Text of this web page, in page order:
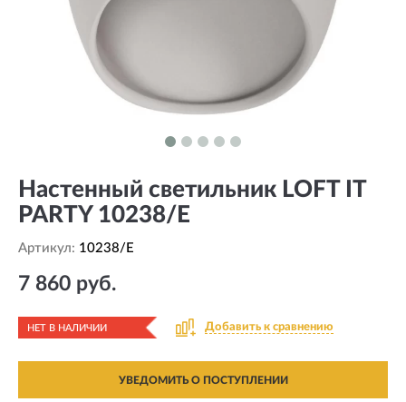
Настенный светильник LOFT IT
PARTY 10238/E
Артикул: 10238/E
7 860 руб.
НЕТ В НАЛИЧИИ Добавить к сравнению
УВЕДОМИТЬ О ПОСТУПЛЕНИИ